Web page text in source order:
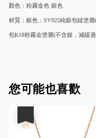
顏色：粉霧金色 銀色
材質：銀色：SV925純銀包銠塗
包K18粉霧金塗層(不含鎳，減緩
您可能也喜歡